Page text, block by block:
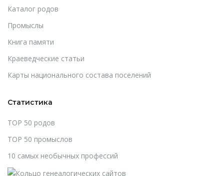
Каталог родов
Промыслы
Книга памяти
Краеведческие статьи
Карты национального состава поселений
Статистика
TOP 50 родов
TOP 50 промыслов
10 самых необычных профессий